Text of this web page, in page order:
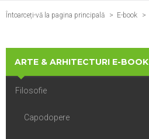
Întoarceți-vă la pagina principală E-book >
ARTE & ARHITECTURI E-BOOK
Filosofie
Capodopere